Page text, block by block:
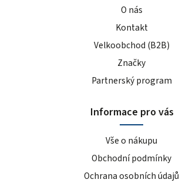
O nás
Kontakt
Velkoobchod (B2B)
Značky
Partnerský program
Informace pro vás
Vše o nákupu
Obchodní podmínky
Ochrana osobních údajů